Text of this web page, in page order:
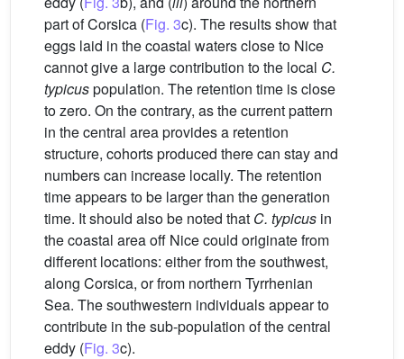
part of Corsica (Fig. 3c). The results show that
eggs laid in the coastal waters close to Nice
cannot give a large contribution to the local C.
typicuspopulation. The retention time is close
to zero. On the contrary, as the current pattern
in the central area provides a retention
structure, cohorts produced there can stay and
numbers can increase locally. The retention
time appears to be larger than the generation
time. It should also be noted that C. typicus in
the coastal area off Nice could originate from
different locations: either from the southwest,
along Corsica, or from northern Tyrrhenian
Sea. The southwestern individuals appear to
contribute in the sub-population of the central
eddy (Fig. 3c).